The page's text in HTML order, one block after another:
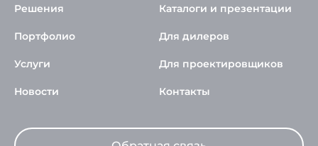
Решения
Портфолио
Услуги
Новости
Каталоги и презентации
Для дилеров
Для проектировщиков
Контакты